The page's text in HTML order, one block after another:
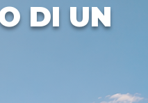
DI UN